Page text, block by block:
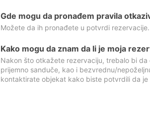
Gde mogu da pronađem pravila
Možete da ih pronađete u potvrdi rezervacije.
Kako mogu da znam da li je moja
Nakon što otkažete rezervaciju, trebalo bi
prijemno sanduče, kao i bezvrednu/
kontaktirate objekat kako biste potvrdili da je